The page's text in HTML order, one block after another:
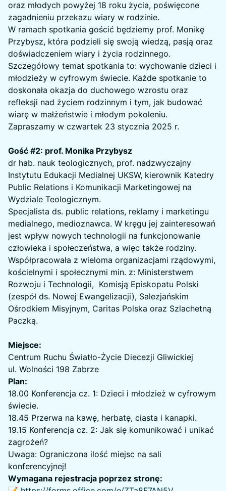
oraz młodych powyżej 18 roku życia, poświęcone
zagadnieniu przekazu wiary w rodzinie.
W ramach spotkania gościć będziemy prof. Monikę
Przybysz, która podzieli się swoją wiedzą, pasją oraz
doświadczeniem wiary i życia rodzinnego.
Szczegółowy temat spotkania to: wychowanie dzieci i
młodzieży w cyfrowym świecie. Każde spotkanie to
doskonała okazja do duchowego wzrostu oraz
refleksji nad życiem rodzinnym i tym, jak budować
wiarę w małżeństwie i młodym pokoleniu.
Zapraszamy w czwartek 23 stycznia 2025 r.
Gość #2: prof. Monika Przybysz
dr hab. nauk teologicznych, prof. nadzwyczajny
Instytutu Edukacji Medialnej UKSW, kierownik Katedry
Public Relations i Komunikacji Marketingowej na
Wydziale Teologicznym.
Specjalista ds. public relations, reklamy i marketingu
medialnego, medioznawca. W kręgu jej zainteresowań
jest wpływ nowych technologii na funkcjonowanie
człowieka i społeczeństwa, a więc także rodziny.
Współpracowała z wieloma organizacjami rządowymi,
kościelnymi i społecznymi min. z: Ministerstwem
Rozwoju i Technologii, Komisją Episkopatu Polski
(zespół ds. Nowej Ewangelizacji), Salezjańskim
Ośrodkiem Misyjnym, Caritas Polska oraz Szlachetną
Paczką.
Miejsce:
Centrum Ruchu Światło-Życie Diecezji Gliwickiej
ul. Wolności 198 Zabrze
Plan:
18.00 Konferencja cz. 1: Dzieci i młodzież w cyfrowym
świecie.
18.45 Przerwa na kawę, herbatę, ciasta i kanapki.
19.15 Konferencja cz. 2: Jak się komunikować i unikać
zagrożeń?
Uwaga: Ograniczona ilość miejsc na sali
konferencyjnej!
Wymagana rejestracja poprzez stronę: